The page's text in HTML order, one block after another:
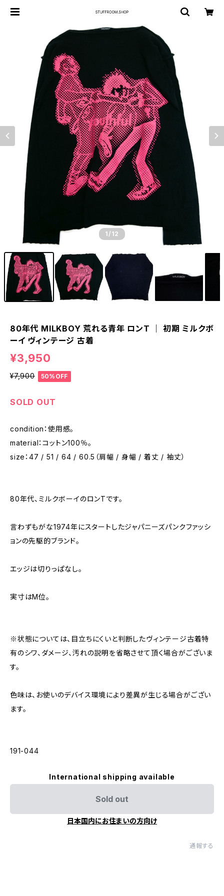
1 /12
80年代 MILKBOY 荒れる青年 ロンT ｜ 初期 ミルクボ
ーイ ヴィンテージ 古着
¥3,950
¥7,900 50%OFF
SOLD OUT
condition：使用感。
material：コットン100％。
size：47 / 51 / 64 / 60.5（肩幅 / 身幅 / 着丈 / 袖丈）
80年代、ミルクボーイのロンTです。
言わずもがな1974年にスタートしたジャパニーズパンクファッシ
ョンの先駆的ブランド。
エッジは切りっぱなし。
実寸はM位。
※状態については、目立ちにくいと判断したヴィンテージ古着特
有のシワ、ダメージ、汚れの説明を省略させて頂く場合がございま
す。
色味は、お使いのデバイス環境により差異が生じる場合がござい
ます。
191-044
International shipping available
Sold out
日本国内にお住まいの方向け
通報する